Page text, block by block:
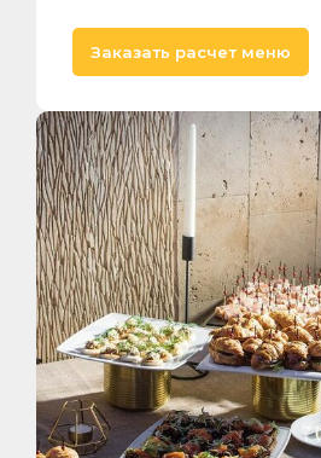
Заказать расчет меню